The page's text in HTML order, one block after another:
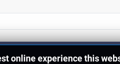
online experience this